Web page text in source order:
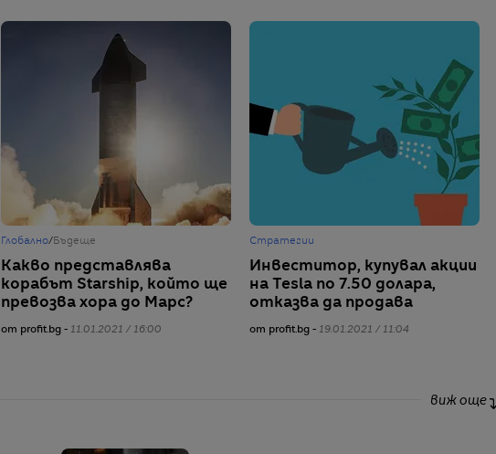
Глобално/Бъдеще
Какво представлява
корабът Starship, който ще
превозва хора до Марс?
от profit.bg - 11.01.2021 / 16:00
Стратегии
Инвеститор, купувал акции
на Tesla по 7.50 долара,
отказва да продава
от profit.bg - 19.01.2021 / 11:04
виж още